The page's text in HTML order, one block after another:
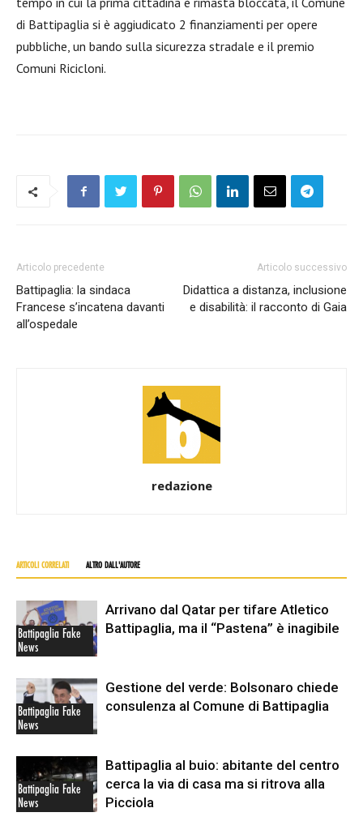
di Battipaglia si è aggiudicato 2 finanziamenti per opere
pubbliche, un bando sulla sicurezza stradale e il premio
Comuni Ricicloni.
Articolo precedente
Battipaglia: la sindaca
Francese s’incatena davanti
all’ospedale
Articolo successivo
Didattica a distanza, inclusione
e disabilità: il racconto di Gaia
redazione
ARTICOLI CORRELATI ALTRO DALL'AUTORE
Battipaglia Fake
News
Arrivano dal Qatar per tifare Atletico
Battipaglia, ma il “Pastena” è inagibile
Battipaglia Fake
News
Gestione del verde: Bolsonaro chiede
consulenza al Comune di Battipaglia
Battipaglia Fake
News
Battipaglia al buio: abitante del centro
cerca la via di casa ma si ritrova alla
Picciola